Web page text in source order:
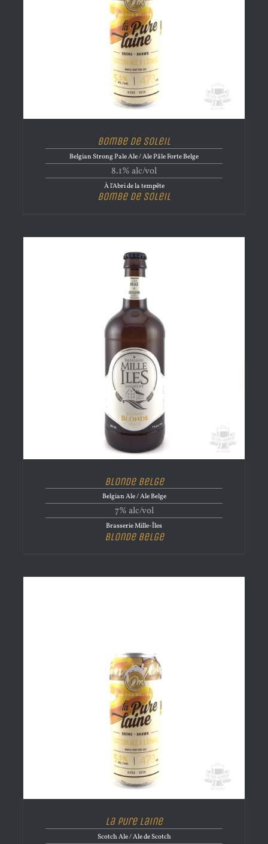
Bombe de Soleil
Belgian Strong Pale Ale / Ale Pâle Forte Belge
8.1% alc/vol
À l'Abri de la tempête
Bombe de Soleil
Blonde Belge
Belgian Ale / Ale Belge
7% alc/vol
Brasserie Mille-Îles
Blonde Belge
La Pure Laine
Scotch Ale / Ale de Scotch